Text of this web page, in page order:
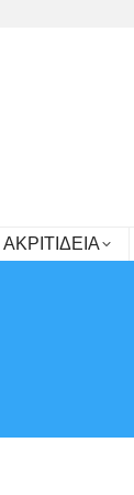
ΑΚΡΙΤΙΔΕΙΑ